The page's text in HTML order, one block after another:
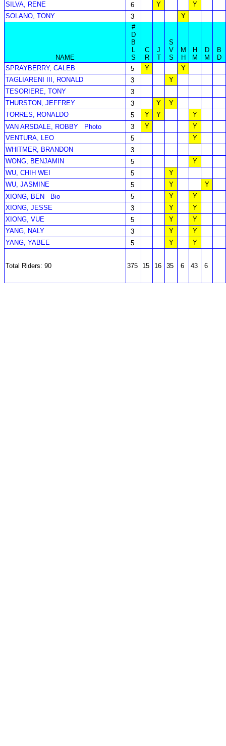
SILVA, RENE 6 Y
Y
SOLANO, TONY
3 Y
NAME
#
D
B
L
S
C
R
J
T
S
V
S
M
H
H
M
D
M
B
D
SPRAYBERRY, CALEB
5 Y
Y
TAGLIARENI III, RONALD
3
Y
TESORIERE, TONY
3
THURSTON, JEFFREY
3 Y
Y
TORRES, RONALDO
5 Y Y
Y
VAN ARSDALE, ROBBY
Photo 3 Y
Y
VENTURA, LEO
5
Y
WHITMER, BRANDON
3
WONG, BENJAMIN
5
Y
WU, CHIH WEI
5
Y
WU, JASMINE
5 Y
Y
XIONG, BEN
Bio 5 Y
Y
XIONG, JESSE
3 Y
Y
XIONG, VUE
5 Y
Y
YANG, NALY
3 Y
Y
YANG, YABEE
5 Y Y
Total Riders: 90 375 15 16 35 6 43 6